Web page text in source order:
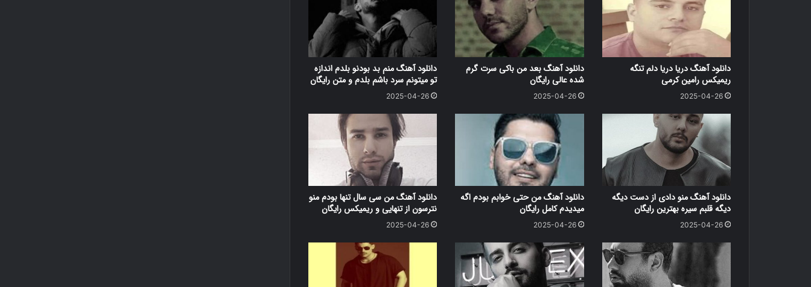
دانلود آهنگ دریا دریا دلم تنگه
ریمیکس رامین کرمی
2025-04-26
دانلود آهنگ بعد من باکی سرت گرم
شده عالی رایگان
2025-04-26
دانلود آهنگ منم بد بودنو بلدم اندازه
تو میتونم سرد باشم بلدم و متن رایگان
2025-04-26
دانلود آهنگ منو دادی از دست دیگه
دیگه قلبم سیره بهترین رایگان
2025-04-26
دانلود آهنگ من حتی خوابم بودم اگه
میدیدم کامل رایگان
2025-04-26
دانلود آهنگ من سی سال تنها بودم منو
نترسون از تنهایی و ریمیکس رایگان
2025-04-26